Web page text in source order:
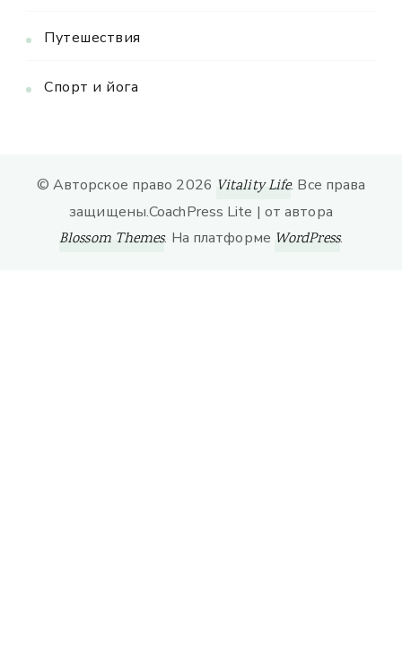
Путешествия
Спорт и йога
© Авторское право 2026 Vitality Life. Все права
защищены.CoachPress Lite | от автора
Blossom Themes. На платформе WordPress.